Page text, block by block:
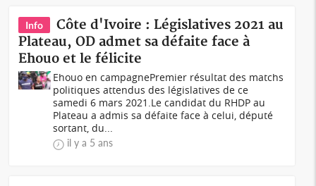
Info
Côte d'Ivoire : Législatives 2021 au
Plateau, OD admet sa défaite face à
Ehouo et le félicite
Ehouo en campagnePremier résultat des matchs
politiques attendus des législatives de ce
samedi 6 mars 2021.Le candidat du RHDP au
Plateau a admis sa défaite face à celui, député
sortant, du...
il y a 5 ans